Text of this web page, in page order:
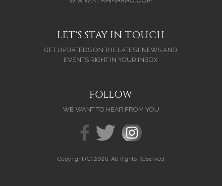
LET'S STAY IN TOUCH
GET UPDATEDS ON THE LATEST NEWS AND
EVENTS RIGHT IN YOUR INBOX
FOLLOW
WE WANT TO HEAR FROM YOU
Copyright (C) 2026. All Rights Reserved